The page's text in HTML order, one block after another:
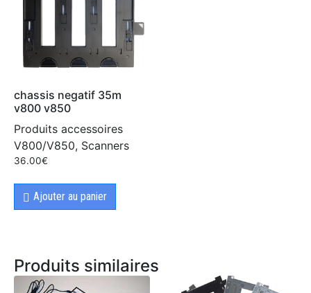
chassis negatif 35m
v800 v850
Produits accessoires
V800/V850, Scanners
36.00€
Ajouter au panier
Produits similaires